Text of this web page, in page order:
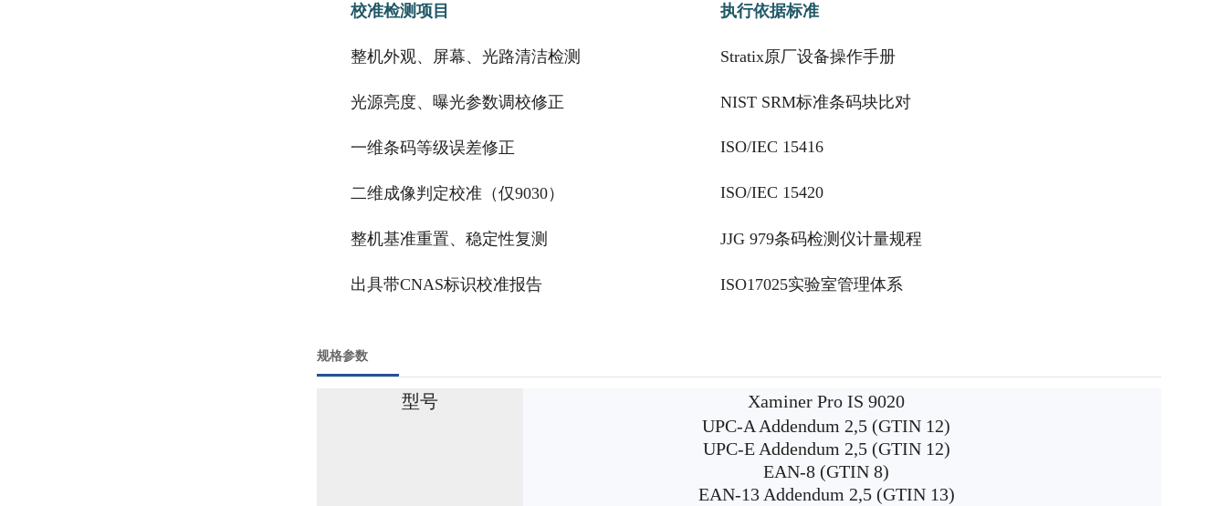
校准检测项目 执行依据标准
整机外观、屏幕、光路清洁检测 Stratix原厂设备操作手册
光源亮度、曝光参数调校修正 NIST SRM标准条码块比对
一维条码等级误差修正 ISO/IEC 15416
二维成像判定校准（仅9030） ISO/IEC 15420
整机基准重置、稳定性复测 JJG 979条码检测仪计量规程
出具带CNAS标识校准报告 ISO17025实验室管理体系
规格参数
型号 Xaminer Pro IS 9020
UPC-A Addendum 2,5 (GTIN 12)
UPC-E Addendum 2,5 (GTIN 12)
EAN-8 (GTIN 8)
EAN-13 Addendum 2,5 (GTIN 13)